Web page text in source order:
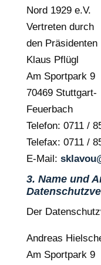
Nord 1929 e.V.
Vertreten durch
den Präsidenten
Klaus Pflügl
Am Sportpark 9
70469 Stuttgart-
Feuerbach
Telefon: 0711 /
Telefax: 0711 /
E-Mail:
3. Name und
Der
Andreas
Am Sportpark 9